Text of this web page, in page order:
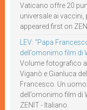
Vaticano offre 20
universale ai
appeared first on
LEV: “Papa
dell’omonimo film di
Volume fotografico
Viganò e Gianluca
Francesco. Un
dell’omonimo film di
ZENIT - Italiano.